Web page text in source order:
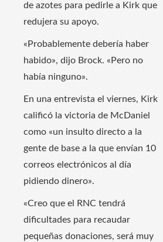
de azotes para pedirle a Kirk que
redujera su apoyo.
«Probablemente debería haber
habido», dijo Brock. «Pero no
había ninguno».
En una entrevista el viernes, Kirk
calificó la victoria de McDaniel
como «un insulto directo a la
gente de base a la que envían 10
correos electrónicos al día
pidiendo dinero».
«Creo que el RNC tendrá
dificultades para recaudar
pequeñas donaciones, será muy